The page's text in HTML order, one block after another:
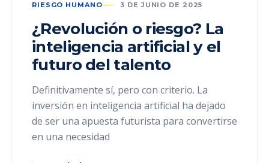
RIESGO HUMANO 3 DE JUNIO DE 2025
¿Revolución o riesgo? La
inteligencia artificial y el
futuro del talento
Definitivamente sí, pero con criterio. La
inversión en inteligencia artificial ha dejado
de ser una apuesta futurista para convertirse
en una necesidad